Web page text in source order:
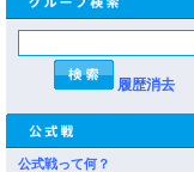
履歴消去
公式戦って何？